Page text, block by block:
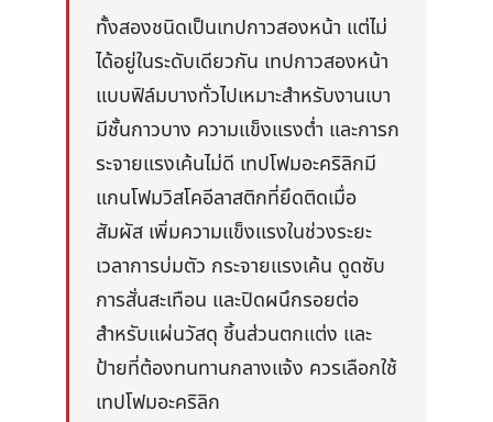
AFT 1120GF เทปโฟมอะคริลิก
AFT 1200GF
AFT 2064WF
→
PP/PE)
วัสดุคอมโพสิตและไฟ
เบอร์กลาส
ทั้งสองชนิดเป็นเทปกาวสองหน้า แต่ไม่
ได้อยู่ในระดับเดียวกัน เทปกาวสองหน้า
แบบฟิล์มบางทั่วไปเหมาะสำหรับงานเบา
มีชั้นกาวบาง ความแข็งแรงต่ำ และการก
ระจายแรงเค้นไม่ดี เทปโฟมอะคริลิกมี
แกนโฟมวิสโคอีลาสติกที่ยึดติดเมื่อ
สัมผัส เพิ่มความแข็งแรงในช่วงระยะ
เวลาการบ่มตัว กระจายแรงเค้น ดูดซับ
การสั่นสะเทือน และปิดผนึกรอยต่อ
สำหรับแผ่นวัสดุ ชิ้นส่วนตกแต่ง และ
ป้ายที่ต้องทนทานกลางแจ้ง ควรเลือกใช้
เทปโฟมอะคริลิก